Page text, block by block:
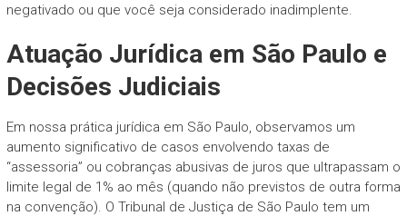
negativado ou que você seja considerado inadimplente.
Atuação Jurídica em São Paulo e
Decisões Judiciais
Em nossa prática jurídica em São Paulo, observamos um
aumento significativo de casos envolvendo taxas de
“assessoria” ou cobranças abusivas de juros que ultrapassam o
limite legal de 1% ao mês (quando não previstos de outra forma
na convenção). O Tribunal de Justiça de São Paulo tem um